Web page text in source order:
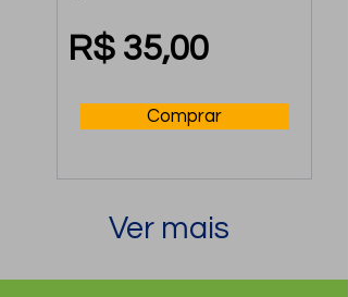
R$ 35,00
Comprar
Ver mais